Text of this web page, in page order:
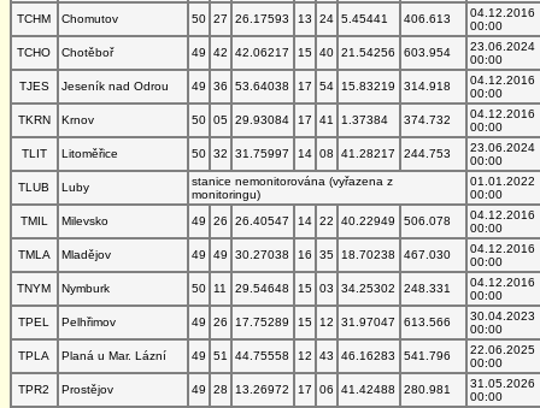
TCHM
Chomutov 50 27 26.17593 13 24 5.45441 406.613
04.12.2016
00:00
TCHO
Chotěboř 49 42 42.06217 15 40 21.54256 603.954
23.06.2024
00:00
TJES
Jeseník nad Odrou 49 36 53.64038 17 54 15.83219 314.918
04.12.2016
00:00
TKRN
Krnov 50 05 29.93084 17 41 1.37384 374.732
04.12.2016
00:00
TLIT
Litoměřice 50 32 31.75997 14 08 41.28217 244.753
23.06.2024
00:00
TLUB
Luby
stanice nemonitorována (vyřazena z
monitoringu)
01.01.2022
00:00
TMIL
Milevsko 49 26 26.40547 14 22 40.22949 506.078
04.12.2016
00:00
TMLA
Mladějov 49 49 30.27038 16 35 18.70238 467.030
04.12.2016
00:00
TNYM
Nymburk 50 11 29.54648 15 03 34.25302 248.331
04.12.2016
00:00
TPEL
Pelhřimov 49 26 17.75289 15 12 31.97047 613.566
30.04.2023
00:00
TPLA
Planá u Mar. Lázní 49 51 44.75558 12 43 46.16283 541.796
22.06.2025
00:00
TPR2
Prostějov 49 28 13.26972 17 06 41.42488 280.981
31.05.2026
00:00